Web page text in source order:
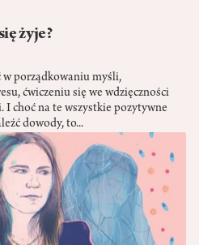
żyje?
w porządkowaniu myśli,
ćwiczeniu się we wdzięczności
choć na te wszystkie pozytywne
dowody, to...